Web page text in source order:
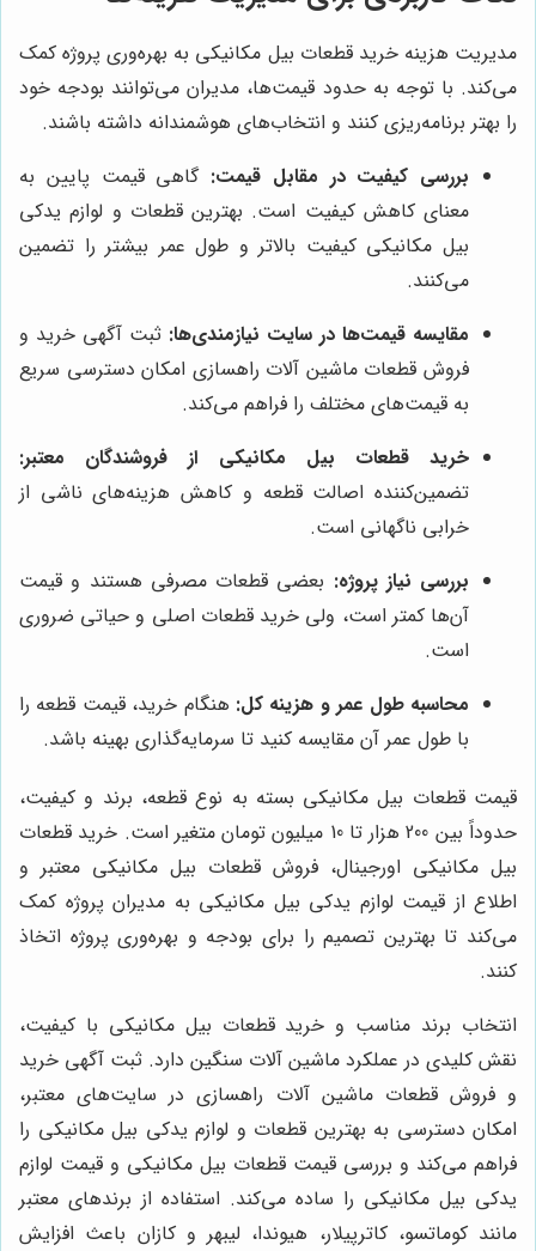
مدیریت هزینه خرید قطعات بیل مکانیکی به بهره‌وری پروژه کمک
می‌کند. با توجه به حدود قیمت‌ها، مدیران می‌توانند بودجه خود
را بهتر برنامه‌ریزی کنند و انتخاب‌های هوشمندانه داشته باشند.
بررسی کیفیت در مقابل قیمت: گاهی قیمت پایین به
معنای کاهش کیفیت است. بهترین قطعات و لوازم یدکی
بیل مکانیکی کیفیت بالاتر و طول عمر بیشتر را تضمین
می‌کنند.
مقایسه قیمت‌ها در سایت نیازمندی‌ها: ثبت آگهی خرید و
فروش قطعات ماشین آلات راهسازی امکان دسترسی سریع
به قیمت‌های مختلف را فراهم می‌کند.
خرید قطعات بیل مکانیکی از فروشندگان معتبر:
تضمین‌کننده اصالت قطعه و کاهش هزینه‌های ناشی از
خرابی ناگهانی است.
بررسی نیاز پروژه: بعضی قطعات مصرفی هستند و قیمت
آن‌ها کمتر است، ولی خرید قطعات اصلی و حیاتی ضروری
است.
محاسبه طول عمر و هزینه کل: هنگام خرید، قیمت قطعه را
با طول عمر آن مقایسه کنید تا سرمایه‌گذاری بهینه باشد.
قیمت قطعات بیل مکانیکی بسته به نوع قطعه، برند و کیفیت،
حدوداً بین 200 هزار تا 10 میلیون تومان متغیر است. خرید قطعات
بیل مکانیکی اورجینال، فروش قطعات بیل مکانیکی معتبر و
اطلاع از قیمت لوازم یدکی بیل مکانیکی به مدیران پروژه کمک
می‌کند تا بهترین تصمیم را برای بودجه و بهره‌وری پروژه اتخاذ
کنند.
انتخاب برند مناسب و خرید قطعات بیل مکانیکی با کیفیت،
نقش کلیدی در عملکرد ماشین آلات سنگین دارد. ثبت آگهی خرید
و فروش قطعات ماشین آلات راهسازی در سایت‌های معتبر،
امکان دسترسی به بهترین قطعات و لوازم یدکی بیل مکانیکی را
فراهم می‌کند و بررسی قیمت قطعات بیل مکانیکی و قیمت لوازم
یدکی بیل مکانیکی را ساده می‌کند. استفاده از برندهای معتبر
مانند کوماتسو، کاترپیلار، هیوندا، لیبهر و کازان باعث افزایش